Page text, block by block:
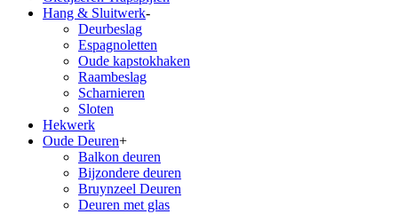
Hang & Sluitwerk-
Deurbeslag
Espagnoletten
Oude kapstokhaken
Raambeslag
Scharnieren
Sloten
Hekwerk
Oude Deuren+
Balkon deuren
Bijzondere deuren
Bruynzeel Deuren
Deuren met glas